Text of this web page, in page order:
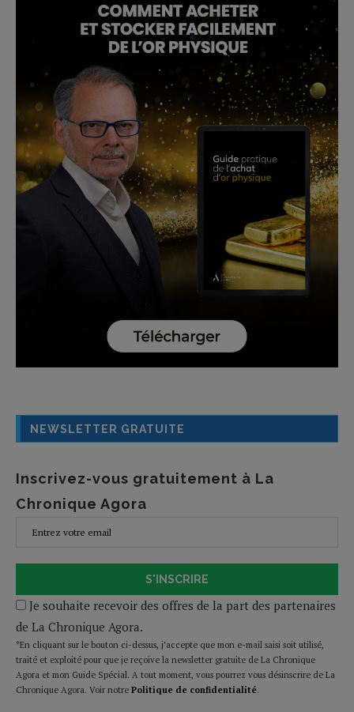
NEWSLETTER GRATUITE
Inscrivez-vous gratuitement à La
Chronique Agora
S'INSCRIRE
Je souhaite recevoir des offres de la part des partenaires
de La Chronique Agora.
*En cliquant sur le bouton ci-dessus, j’accepte que mon e-mail saisi soit utilisé,
traité et exploité pour que je reçoive la newsletter gratuite de La Chronique
Agora et mon Guide Spécial. A tout moment, vous pourrez vous désinscrire de La
Chronique Agora. Voir notre Politique de confidentialité.